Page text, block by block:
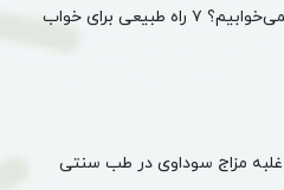
چرا با وجود خستگی نمی‌خوابیم؟ ۷ راه طبیعی برای خواب
مزاج سوداوی در طب سنتی